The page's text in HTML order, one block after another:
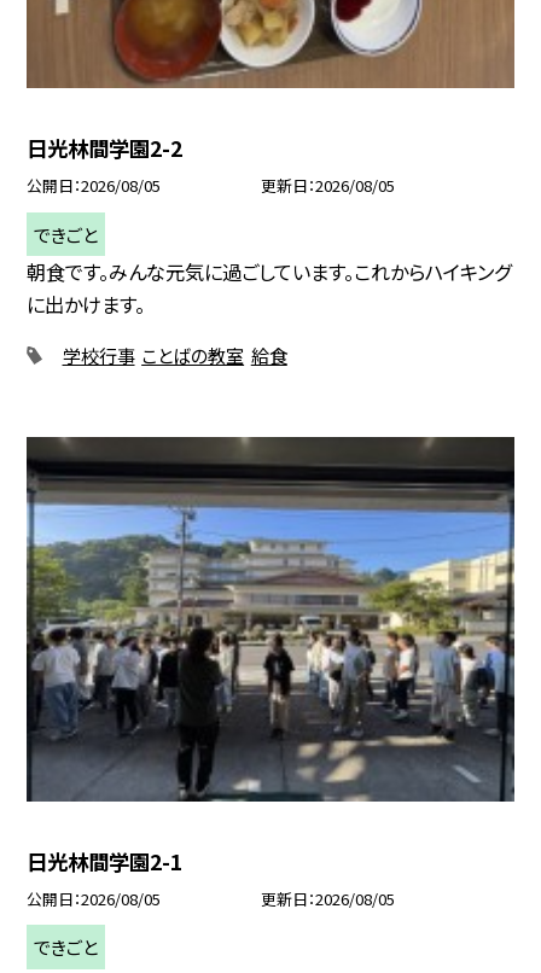
日光林間学園2-2
公開日 2026/08/05 更新日 2026/08/05
できごと
朝食です。みんな元気に過ごしています。これからハイキング
に出かけます。
学校行事 ことばの教室 給食
日光林間学園2-1
公開日 2026/08/05 更新日 2026/08/05
できごと